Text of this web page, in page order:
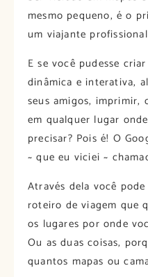
mesmo pequeno, é o
um viajante
E se você pudesse
dinâmica e interativa,
seus amigos, imprimir,
em qualquer lugar
precisar? Pois é! O
~ que eu viciei ~
Através dela você
roteiro de viagem que
os lugares por onde
Ou as duas coisas,
quantos mapas ou